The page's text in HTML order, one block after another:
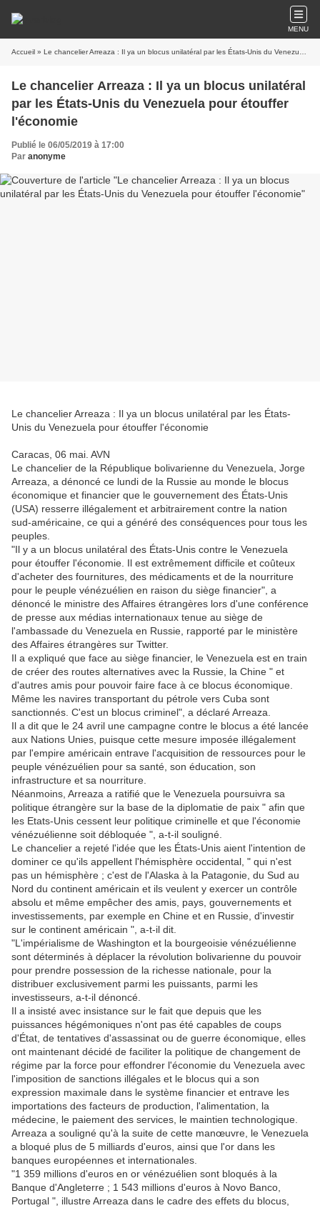
MENU
Accueil » Le chancelier Arreaza : Il ya un blocus unilatéral par les États-Unis du Venezuela pour étouffer l'économie
Le chancelier Arreaza : Il ya un blocus unilatéral
par les États-Unis du Venezuela pour étouffer
l'économie
Publié le 06/05/2019 à 17:00
Par anonyme
Le chancelier Arreaza : Il ya un blocus unilatéral par les États-
Unis du Venezuela pour étouffer l'économie
Caracas, 06 mai. AVN
Le chancelier de la République bolivarienne du Venezuela, Jorge
Arreaza, a dénoncé ce lundi de la Russie au monde le blocus
économique et financier que le gouvernement des États-Unis
(USA) resserre illégalement et arbitrairement contre la nation
sud-américaine, ce qui a généré des conséquences pour tous les
peuples.
"Il y a un blocus unilatéral des États-Unis contre le Venezuela
pour étouffer l'économie. Il est extrêmement difficile et coûteux
d'acheter des fournitures, des médicaments et de la nourriture
pour le peuple vénézuélien en raison du siège financier", a
dénoncé le ministre des Affaires étrangères lors d'une conférence
de presse aux médias internationaux tenue au siège de
l'ambassade du Venezuela en Russie, rapporté par le ministère
des Affaires étrangères sur Twitter.
Il a expliqué que face au siège financier, le Venezuela est en train
de créer des routes alternatives avec la Russie, la Chine " et
d'autres amis pour pouvoir faire face à ce blocus économique.
Même les navires transportant du pétrole vers Cuba sont
sanctionnés. C'est un blocus criminel", a déclaré Arreaza.
Il a dit que le 24 avril une campagne contre le blocus a été lancée
aux Nations Unies, puisque cette mesure imposée illégalement
par l'empire américain entrave l'acquisition de ressources pour le
peuple vénézuélien pour sa santé, son éducation, son
infrastructure et sa nourriture.
Néanmoins, Arreaza a ratifié que le Venezuela poursuivra sa
politique étrangère sur la base de la diplomatie de paix " afin que
les Etats-Unis cessent leur politique criminelle et que l'économie
vénézuélienne soit débloquée ", a-t-il souligné.
Le chancelier a rejeté l'idée que les États-Unis aient l'intention de
dominer ce qu'ils appellent l'hémisphère occidental, " qui n'est
pas un hémisphère ; c'est de l'Alaska à la Patagonie, du Sud au
Nord du continent américain et ils veulent y exercer un contrôle
absolu et même empêcher des amis, pays, gouvernements et
investissements, par exemple en Chine et en Russie, d'investir
sur le continent américain ", a-t-il dit.
"L'impérialisme de Washington et la bourgeoisie vénézuélienne
sont déterminés à déplacer la révolution bolivarienne du pouvoir
pour prendre possession de la richesse nationale, pour la
distribuer exclusivement parmi les puissants, parmi les
investisseurs, a-t-il dénoncé.
Il a insisté avec insistance sur le fait que depuis que les
puissances hégémoniques n'ont pas été capables de coups
d'État, de tentatives d'assassinat ou de guerre économique, elles
ont maintenant décidé de faciliter la politique de changement de
régime par la force pour effondrer l'économie du Venezuela avec
l'imposition de sanctions illégales et le blocus qui a son
expression maximale dans le système financier et entrave les
importations des facteurs de production, l'alimentation, la
médecine, le paiement des services, le maintien technologique.
Arreaza a souligné qu'à la suite de cette manœuvre, le Venezuela
a bloqué plus de 5 milliards d'euros, ainsi que l'or dans les
banques européennes et internationales.
"1 359 millions d'euros en or vénézuélien sont bloqués à la
Banque d'Angleterre ; 1 543 millions d'euros à Novo Banco,
Portugal ", illustre Arreaza dans le cadre des effets du blocus,